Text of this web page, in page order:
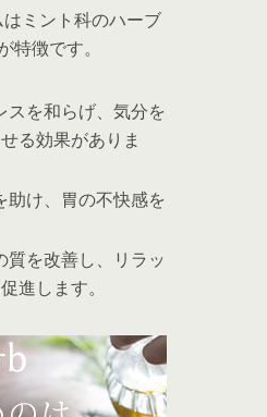
ミント科のハーブ
特徴です。
スを和らげ、気分を
る効果がありま
助け、胃の不快感を
質を改善し、リラッ
進します。